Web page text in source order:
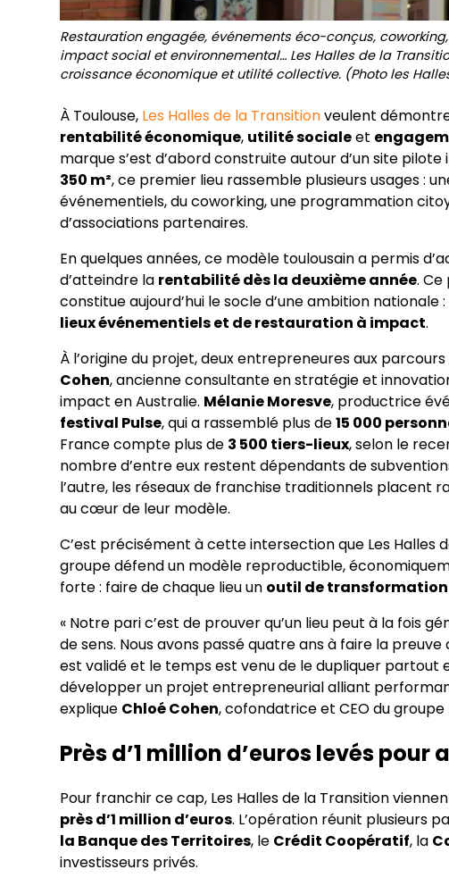
Restauration engagée, événements éco-conçus,
impact social et environnemental… Les Halles de la
croissance économique et utilité collective. (Photo les
À Toulouse, Les Halles de la Transitionveulent
rentabilité économique, utilité socialeet
marque s’est d’abord construite autour d’un site pilote
350 m², ce premier lieu rassemble plusieurs usages :
événementiels, du coworking, une programmation
d’associations partenaires.
En quelques années, ce modèle toulousain a permis
d’atteindre la rentabilité dès la deuxième année.
constitue aujourd’hui le socle d’une ambition nationale
lieux événementiels et de restauration à impact.
À l’origine du projet, deux entrepreneures aux
Cohen, ancienne consultante en stratégie et
impact en Australie. Mélanie Moresve, productrice
festival Pulse, qui a rassemblé plus de15 000
France compte plus de 3 500 tiers-lieux, selon le
nombre d’entre eux restent dépendants de
l’autre, les réseaux de franchise traditionnels placent
au cœur de leur modèle.
C’est précisément à cette intersection que Les Halles
groupe défend un modèle reproductible,
forte : faire de chaque lieu un outil de
« Notre pari c’est de prouver qu’un lieu peut à la fois
de sens. Nous avons passé quatre ans à faire la
est validé et le temps est venu de le dupliquer partout
développer un projet entrepreneurial alliant
explique Chloé Cohen, cofondatrice et CEO du groupe
Près d’1 million d’euros levés
Pour franchir ce cap, Les Halles de la Transition
près d’1 million d’euros. L’opération réunit plusieurs
la Banque des Territoires, le Crédit Coopératif, la
investisseurs privés.